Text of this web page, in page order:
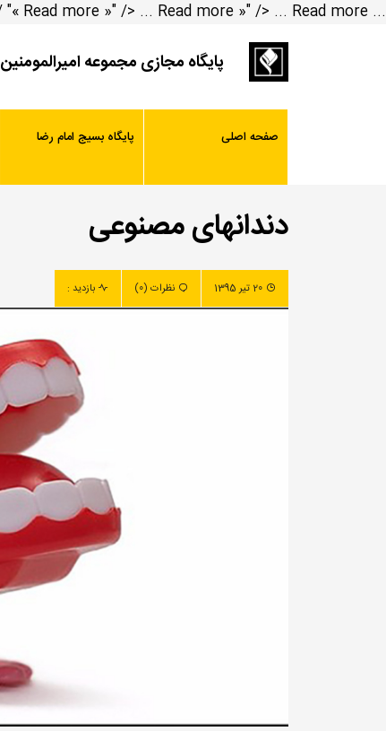
... Read more »" />
... Read more »" /> ... Read more »" />
پایگاه مجازی مجموعه امیرالمومنین
صفحه اصلی پایگاه بسیج امام رضا
دندانهای مصنوعی
20 تیر 1395 نظرات (0) بازدید :